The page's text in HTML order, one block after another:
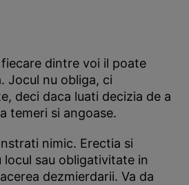
dintre voi il poate
Jocul nu obliga, ci
deci daca luati decizia de a
temeri si angoase.
nimic. Erectia si
locul sau obligativitate in
dezmierdarii. Va da